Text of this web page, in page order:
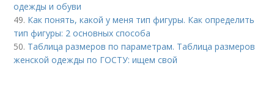
одежды и обуви
49. Как понять, какой у меня тип фигуры. Как определить
тип фигуры: 2 основных способа
50. Таблица размеров по параметрам. Таблица размеров
женской одежды по ГОСТУ: ищем свой